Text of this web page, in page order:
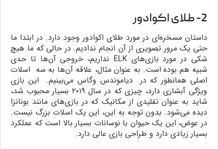
2- طلای اکوادور
داستان مسخره‌ای در مورد طلای اکوادور وجود دارد. در ابتدا ما
حتی یک مرور تصویری از آن انجام ندادیم. در حالی که ما هیچ
شکی در مورد بازی‌های ELK نداریم، خروجی آن‌ها تا حدی
شبیه هم بوده است. به عنوان مثال، علاقه آن‌ها به سه اسلات
اصلی همانطور که در دیاموندس وگاس می‌بینیم. این بازی
ویژگی آبشاری دارد، چیزی که در سال ۲۰۱۹ بسیار محبوب شد،
شاید به عنوان تقلیدی از مکانیک که در بازی‌های مانند بونانزا
دیده می‌شود. بدون توجه به این، این یک اسلات بزرگ نیست.
در عوض، این یک حیوان با نوسانات بسیار بالا است که عملکرد
بسیار زیادی دارد و طراحی بازی عالی دارد.